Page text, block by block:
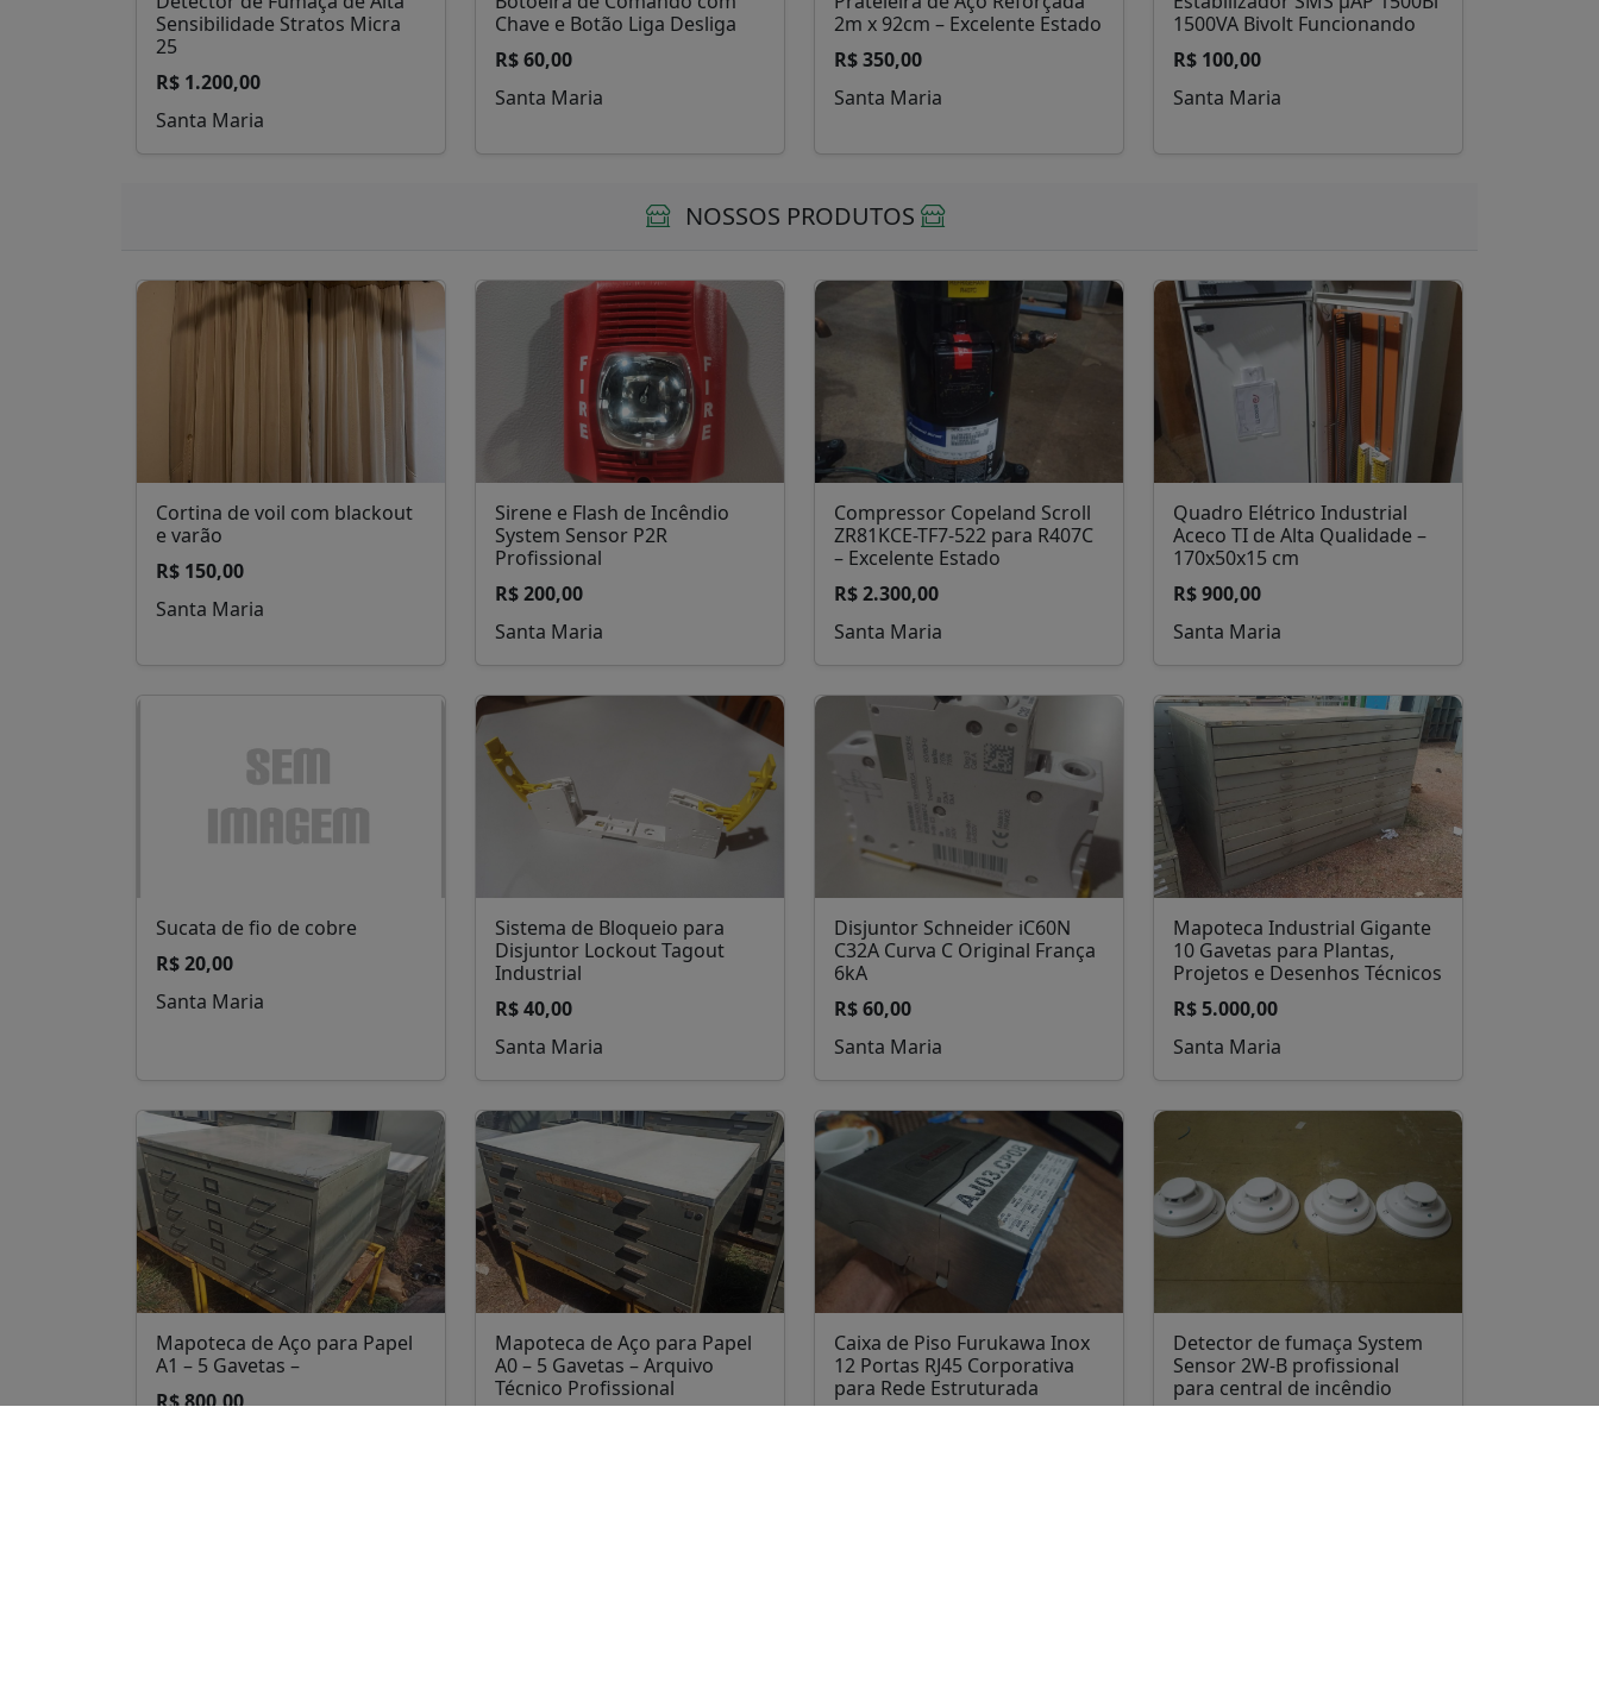
Sensibilidade Stratos Micra
25
R$ 1.200,00
Santa Maria
Chave e Botão Liga Desliga
R$ 60,00
Santa Maria
2m x 92cm – Excelente Estado
R$ 350,00
Santa Maria
1500VA Bivolt Funcionando
R$ 100,00
Santa Maria
NOSSOS PRODUTOS
Cortina de voil com blackout
e varão
R$ 150,00
Santa Maria
Sirene e Flash de Incêndio
System Sensor P2R
Profissional
R$ 200,00
Santa Maria
Compressor Copeland Scroll
ZR81KCE-TF7-522 para R407C
– Excelente Estado
R$ 2.300,00
Santa Maria
Quadro Elétrico Industrial
Aceco TI de Alta Qualidade –
170x50x15 cm
R$ 900,00
Santa Maria
Sucata de fio de cobre
R$ 20,00
Santa Maria
Sistema de Bloqueio para
Disjuntor Lockout Tagout
Industrial
R$ 40,00
Santa Maria
Disjuntor Schneider iC60N
C32A Curva C Original França
6kA
R$ 60,00
Santa Maria
Mapoteca Industrial Gigante
10 Gavetas para Plantas,
Projetos e Desenhos Técnicos
R$ 5.000,00
Santa Maria
Mapoteca de Aço para Papel
A1 – 5 Gavetas –
R$ 800,00
Mapoteca de Aço para Papel
A0 – 5 Gavetas – Arquivo
Técnico Profissional
Caixa de Piso Furukawa Inox
12 Portas RJ45 Corporativa
para Rede Estruturada
Detector de fumaça System
Sensor 2W-B profissional
para central de incêndio